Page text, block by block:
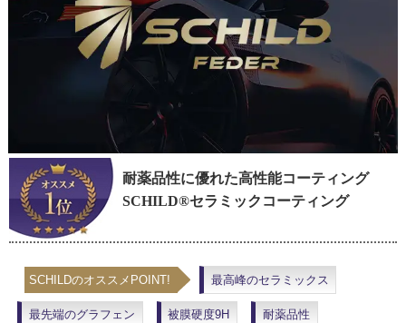
耐薬品性に優れた高性能コーティング
SCHILD®セラミックコーティング
SCHILDのオススメPOINT! 最高峰のセラミックス
最先端のグラフェン 被膜硬度9H 耐薬品性